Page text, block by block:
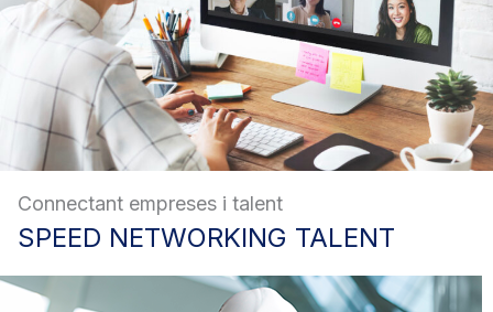
Connectant empreses i talent
SPEED NETWORKING TALENT